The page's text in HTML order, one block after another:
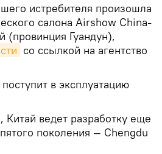
истребителя произошла
салона Airshow China-
(провинция Гуандун),
со ссылкой на агентство
в эксплуатацию
ведет разработку еще
поколения — Chengdu